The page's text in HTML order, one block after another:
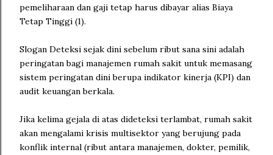
pemeliharaan dan gaji tetap harus dibayar alias Biaya
Tetap Tinggi (1).
Slogan Deteksi sejak dini sebelum ribut sana sini adalah
peringatan bagi manajemen rumah sakit untuk memasang
sistem peringatan dini berupa indikator kinerja (KPI) dan
audit keuangan berkala.
Jika kelima gejala di atas dideteksi terlambat, rumah sakit
akan mengalami krisis multisektor yang berujung pada
konflik internal (ribut antara manajemen, dokter, pemilik,